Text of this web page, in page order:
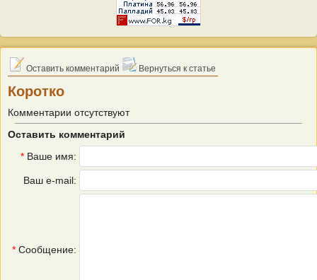
Оставить комментарий Вернуться к статье
Коротко
Комментарии отсутствуют
Оставить комментарий
* Ваше имя:
Ваш e-mail:
* Сообщение: